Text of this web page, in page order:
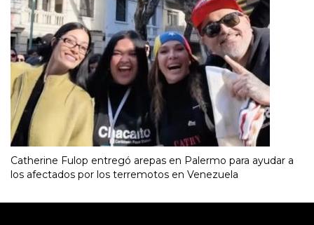
Catherine Fulop entregó arepas en Palermo para ayudar a
los afectados por los terremotos en Venezuela